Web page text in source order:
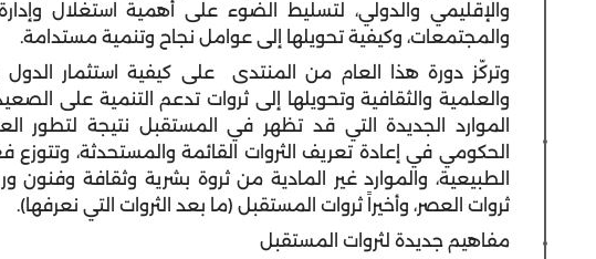
والإقليمي والدولي، لتسليط الضوء على أهمية استغلال وإدارة
والمجتمعات، وكيفية تحويلها إلى عوامل نجاح وتنمية مستدامة.
وتركّز دورة هذا العام من المنتدى على كيفية استثمار الدول
والعلمية والثقافية وتحويلها إلى ثروات تدعم التنمية على
الموارد الجديدة التي قد تظهر في المستقبل نتيجة لتطور
الحكومي في إعادة تعريف الثروات القائمة والمستحدثة، وتتوزع
الطبيعية، والموارد غير المادية من ثروة بشرية وثقافة وفنون
ثروات العصر، وأخيراً ثروات المستقبل (ما بعد الثروات التي نعرفها).
مفاهيم جديدة لثروات المستقبل